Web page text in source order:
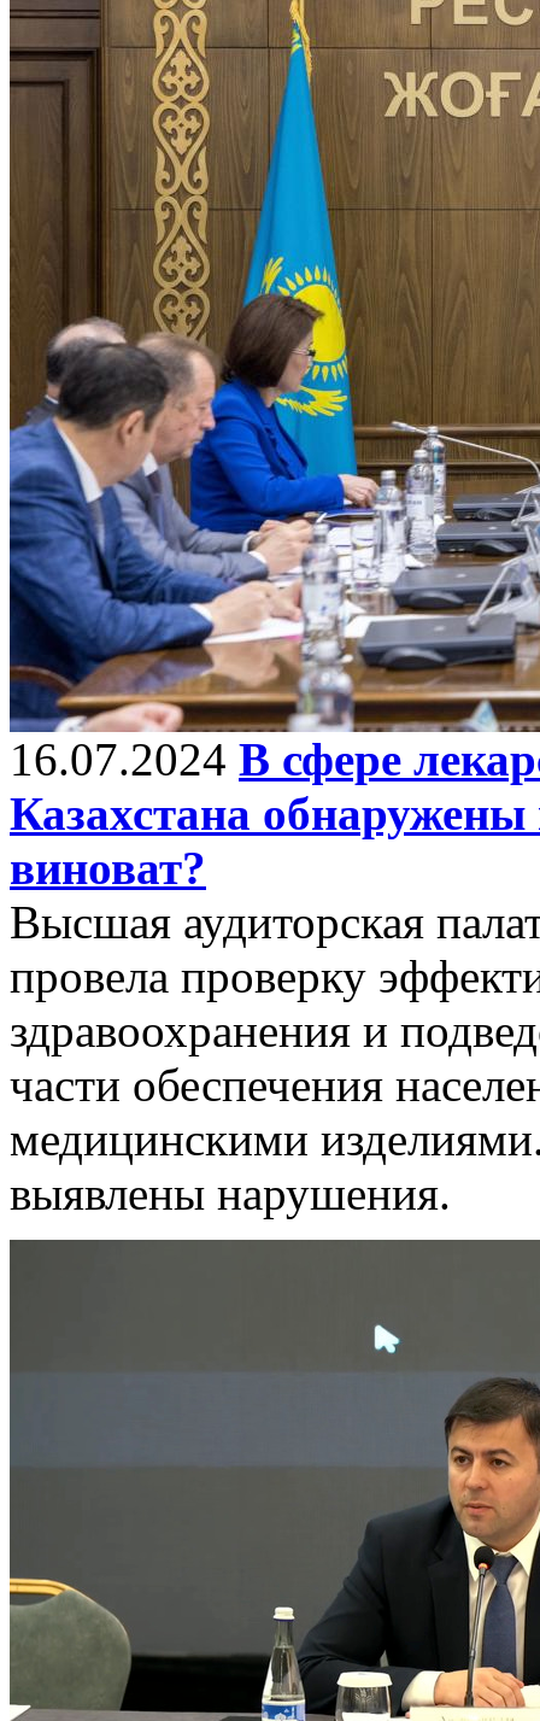
16.07.2024 В сфере
Казахстана
виноват?
Высшая аудиторская
провела проверку
здравоохранения и
части обеспечения
медицинскими
выявлены нарушения.